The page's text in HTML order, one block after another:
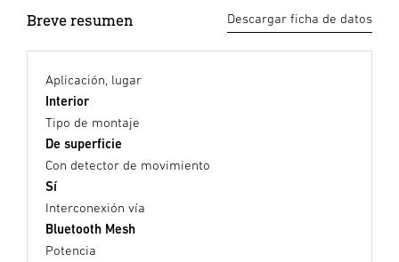
Breve resumen Descargar ficha de datos
Aplicación, lugar
Interior
Tipo de montaje
De superficie
Con detector de movimiento
Sí
Interconexión vía
Bluetooth Mesh
Potencia